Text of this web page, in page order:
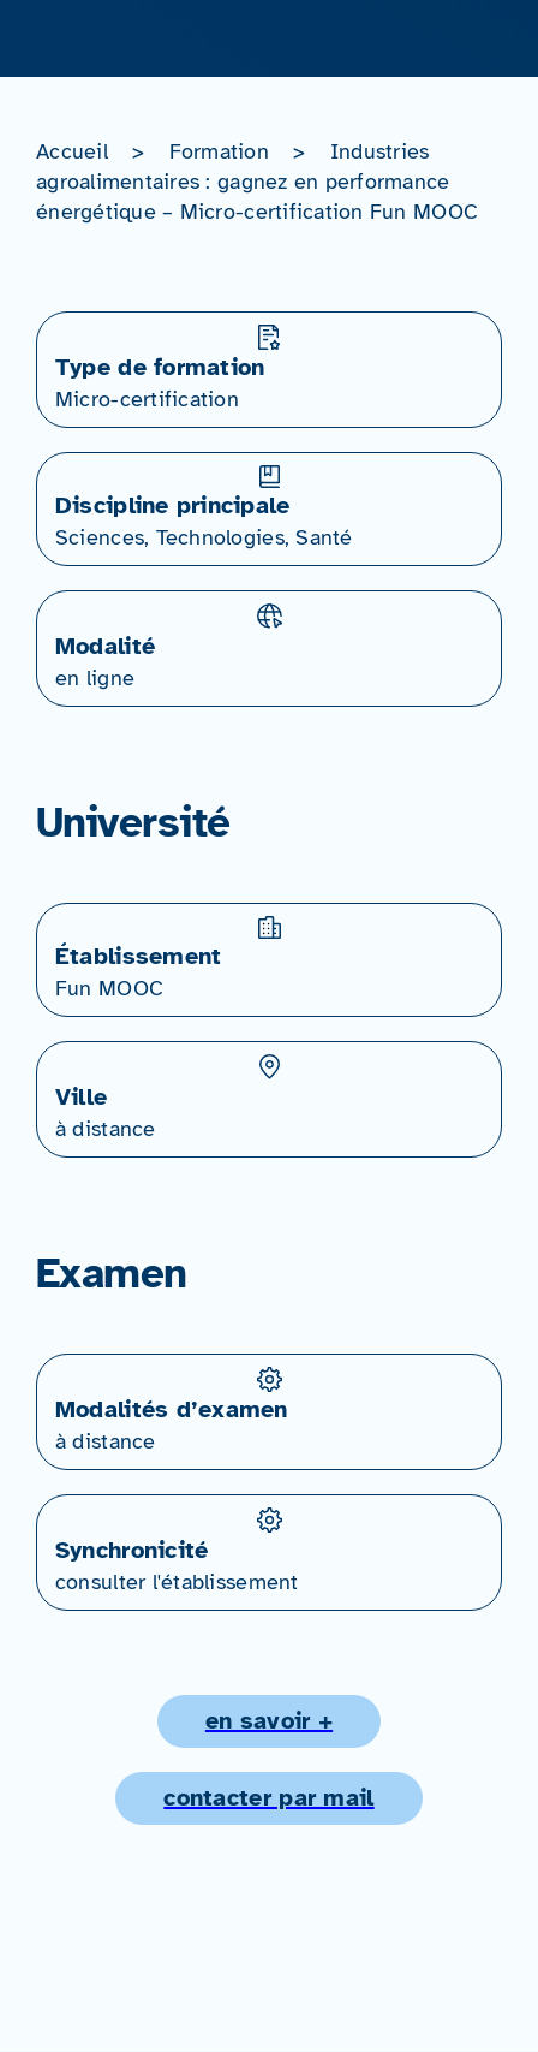
Accueil > Formation >
Industries
agroalimentaires : gagnez en performance
énergétique – Micro-certification Fun MOOC
Type de formation
Micro-certification
Discipline principale
Sciences, Technologies, Santé
Modalité
en ligne
Université
Établissement
Fun MOOC
Ville
à distance
Examen
Modalités d’examen
à distance
Synchronicité
consulter l'établissement
en savoir +
contacter par mail